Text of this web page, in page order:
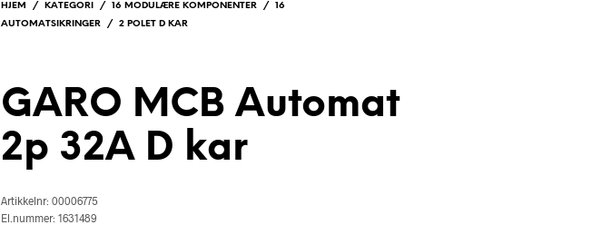
HJEM / KATEGORI / 16 MODULÆRE KOMPONENTER /
16
AUTOMATSIKRINGER
/ 2 POLET D KAR
GARO MCB Automat
2p 32A D kar
Artikkelnr: 00006775
El.nummer: 1631489